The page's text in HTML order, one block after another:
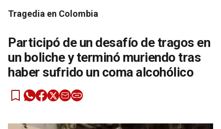
Tragedia en Colombia
Participó de un desafío de tragos en
un boliche y terminó muriendo tras
haber sufrido un coma alcohólico